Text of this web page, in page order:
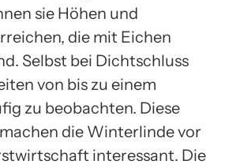
sie Höhen und
die mit Eichen
Selbst bei Dichtschluss
von bis zu einem
zu beobachten. Diese
die Winterlinde vor
interessant. Die